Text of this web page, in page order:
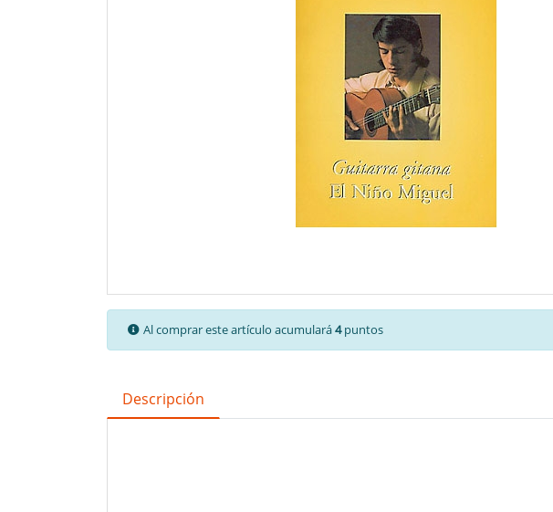
Al comprar este artículo acumulará4puntos
Descripción